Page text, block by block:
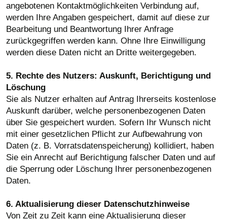
angebotenen Kontaktmöglichkeiten Verbindung auf,
werden Ihre Angaben gespeichert, damit auf diese zur
Bearbeitung und Beantwortung Ihrer Anfrage
zurückgegriffen werden kann. Ohne Ihre Einwilligung
werden diese Daten nicht an Dritte weitergegeben.
5. Rechte des Nutzers: Auskunft, Berichtigung und
Löschung
Sie als Nutzer erhalten auf Antrag Ihrerseits kostenlose
Auskunft darüber, welche personenbezogenen Daten
über Sie gespeichert wurden. Sofern Ihr Wunsch nicht
mit einer gesetzlichen Pflicht zur Aufbewahrung von
Daten (z. B. Vorratsdatenspeicherung) kollidiert, haben
Sie ein Anrecht auf Berichtigung falscher Daten und auf
die Sperrung oder Löschung Ihrer personenbezogenen
Daten.
6. Aktualisierung dieser Datenschutzhinweise
Von Zeit zu Zeit kann eine Aktualisierung dieser